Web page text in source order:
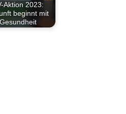
Aktion 2023:
beginnt mit
Gesundheit